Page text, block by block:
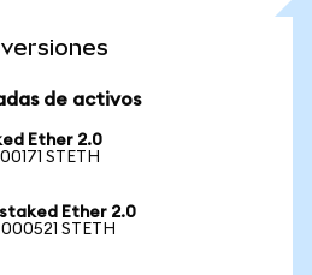
de activos
Ether 2.0
STETH
Ether 2.0
STETH